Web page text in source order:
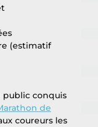
(estimatif
public conquis
de
coureurs les